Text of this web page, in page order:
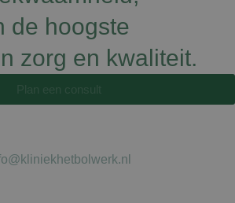
de hoogste
zorg en kwaliteit.